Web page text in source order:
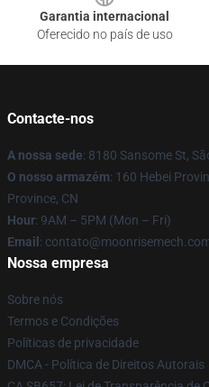
Garantia internacional
Oferecido no país de uso
Contacte-nos
A nossa sede: 8180 Sansome St,
O nosso armazém: 160 Hebei
Province, CN
Hour: 9AM – 5PM (Mon – Fri)
Email :
Nossa empresa
Sobre nós
Termos e Condições
Políticas de privacidade
DMCA - Política de Direitos Autorais